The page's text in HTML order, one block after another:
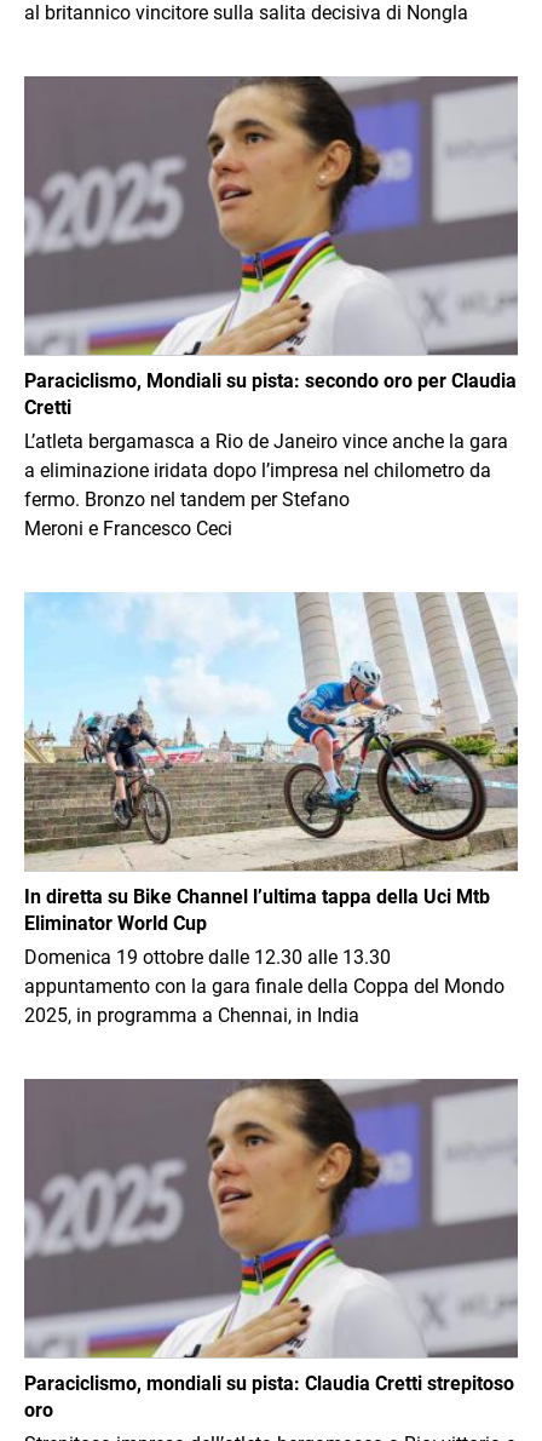
al britannico vincitore sulla salita decisiva di Nongla
Paraciclismo, Mondiali su pista: secondo oro per Claudia
Cretti
L’atleta bergamasca a Rio de Janeiro vince anche la gara
a eliminazione iridata dopo l’impresa nel chilometro da
fermo. Bronzo nel tandem per Stefano
Meroni e Francesco Ceci
Immagine
In diretta su Bike Channel l’ultima tappa della Uci Mtb
Eliminator World Cup
Domenica 19 ottobre dalle 12.30 alle 13.30
appuntamento con la gara finale della Coppa del Mondo
2025, in programma a Chennai, in India
Paraciclismo, mondiali su pista: Claudia Cretti strepitoso
oro